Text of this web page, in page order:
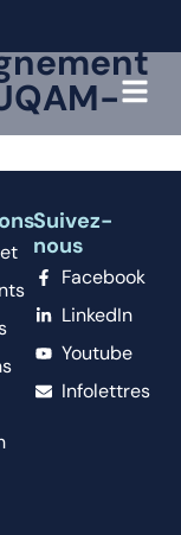
2e
Suivez-
nous
Facebook
LinkedIn
Youtube
Infolettres